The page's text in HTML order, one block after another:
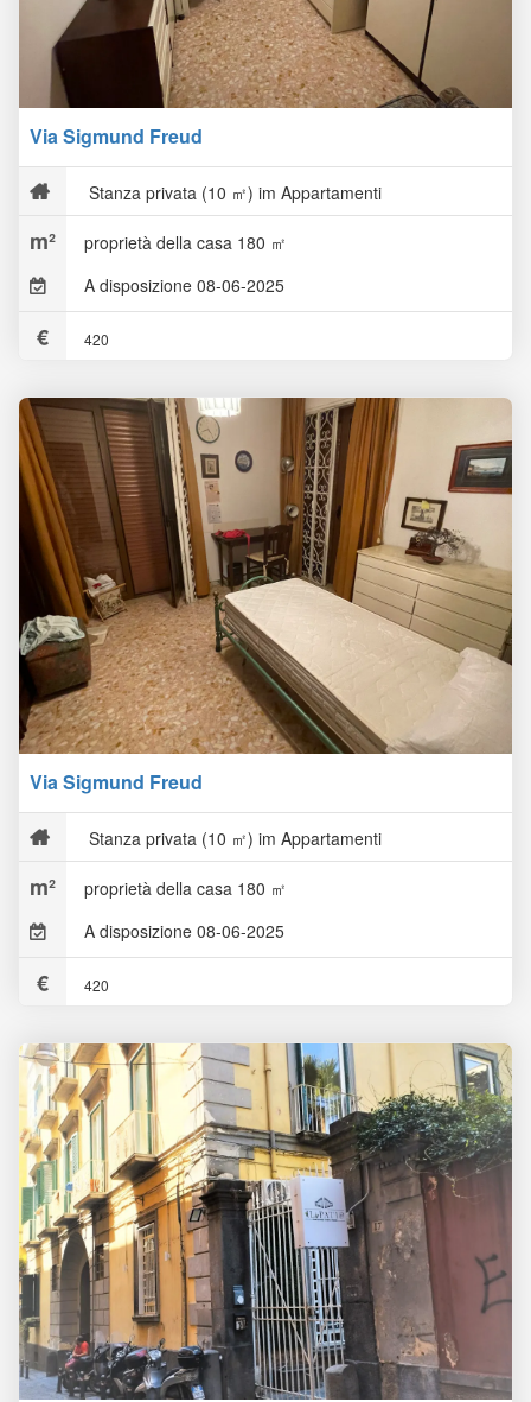
Via Sigmund Freud
Stanza privata (10 ㎡) im Appartamenti
proprietà della casa 180 ㎡
A disposizione 08-06-2025
420
Via Sigmund Freud
Stanza privata (10 ㎡) im Appartamenti
proprietà della casa 180 ㎡
A disposizione 08-06-2025
420